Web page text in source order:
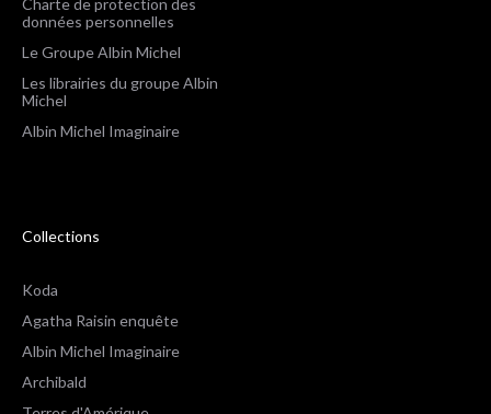
Charte de protection des
données personnelles
Le Groupe Albin Michel
Les librairies du groupe Albin
Michel
Albin Michel Imaginaire
Collections
Koda
Agatha Raisin enquête
Albin Michel Imaginaire
Archibald